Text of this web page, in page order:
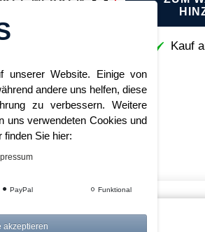
Kauf
unserer Website. Einige von
andere uns helfen, diese
zu verbessern. Weitere
uns verwendeten Cookies und
finden Sie hier:
PayPal Funktional
akzeptieren